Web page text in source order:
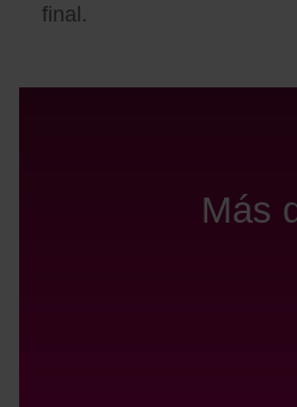
final.
Más